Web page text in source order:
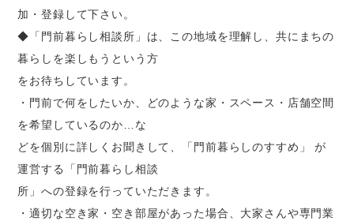
加・登録して下さい。
◆「門前暮らし相談所」は、この地域を理解し、共にまちの
暮らしを楽しもうという方
をお待ちしています。
・門前で何をしたいか、どのような家・スペース・店舗空間
を希望しているのか…な
どを個別に詳しくお聞きして、「門前暮らしのすすめ」 が
運営する「門前暮らし相談
所」への登録を行っていただきます。
・適切な空き家・空き部屋があった場合、大家さんや専門業